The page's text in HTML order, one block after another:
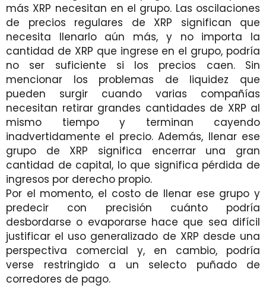
más XRP necesitan en el grupo. Las oscilaciones
de precios regulares de XRP significan que
necesita llenarlo aún más, y no importa la
cantidad de XRP que ingrese en el grupo, podría
no ser suficiente si los precios caen. Sin
mencionar los problemas de liquidez que
pueden surgir cuando varias compañías
necesitan retirar grandes cantidades de XRP al
mismo tiempo y terminan cayendo
inadvertidamente el precio. Además, llenar ese
grupo de XRP significa encerrar una gran
cantidad de capital, lo que significa pérdida de
ingresos por derecho propio.
Por el momento, el costo de llenar ese grupo y
predecir con precisión cuánto podría
desbordarse o evaporarse hace que sea difícil
justificar el uso generalizado de XRP desde una
perspectiva comercial y, en cambio, podría
verse restringido a un selecto puñado de
corredores de pago.